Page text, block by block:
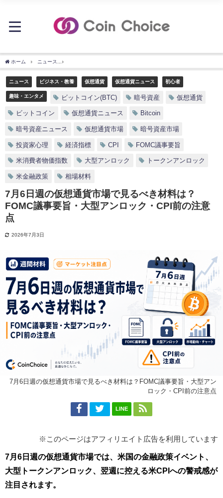
ホーム ニュース
ニュース ビジネス・教養 仮想通貨 仮想通貨ニュース 初心者
趣味・エンタメ ビットコイン(BTC) 暗号資産 仮想通貨
ビットコイン 仮想通貨ニュース Bitcoin
暗号資産ニュース 仮想通貨市場 暗号資産市場
投資家心理 経済指標 CPI FOMC議事要旨
米消費者物価指数 大型アンロック トークンアンロック
米金融政策 相場材料
7月6日週の仮想通貨市場で見るべき材料は？
FOMC議事要旨・大型アンロック・CPI前の注意
点
2026年7月3日
7月6日週の仮想通貨市場で見るべき材料は？FOMC議事要旨・大型アン
ロック・CPI前の注意点
LINE
※このページはアフィリエイト広告を利用しています
7月6日週の仮想通貨市場では、米国の金融政策イベント、
大型トークンアンロック、翌週に控える米CPIへの警戒感が
注目されます。